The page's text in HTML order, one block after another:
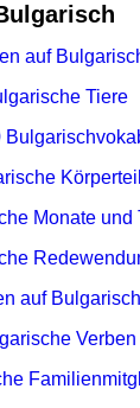
auf
Tiere
Monate und
auf
Verben